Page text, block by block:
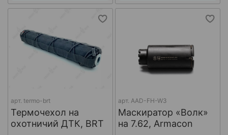
арт. termo-brt
Термочехол на
охотничий ДТК, BRT
арт. AAD-FH-W3
Маскиратор «Волк»
на 7.62, Armacon